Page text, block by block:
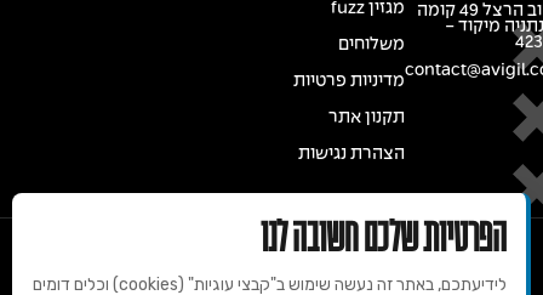
רחוב הרצל 49 קומה
מיקוד -
מגזין fuzz
משלוחים
מדיניות פרטיות
תקנון אתר
הצהרת נגישות
הפרטיות שלכם חשובה לנו
לידיעתכם, באתר זה נעשה שימוש ב"קבצי עוגיות" (cookies) וכלים דומים